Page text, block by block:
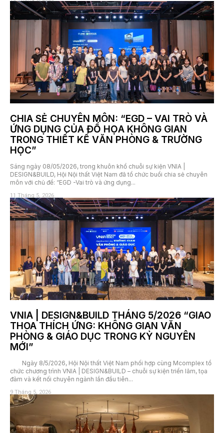
CHIA SẺ CHUYÊN MÔN: “EGD – VAI TRÒ VÀ
ỨNG DỤNG CỦA ĐỒ HỌA KHÔNG GIAN
TRONG THIẾT KẾ VĂN PHÒNG & TRƯỜNG
HỌC”
Sáng ngày 08/05/2026, trong khuôn khổ chuỗi sự kiện VNIA |
DESIGN&BUILD, Hội Nội thất Việt Nam đã tổ chức buổi chia sẻ chuyên
môn với chủ đề: “EGD -Vai trò và ứng dụng...
11 Tháng 5, 2026
VNIA | DESIGN&BUILD THÁNG 5/2026 “GIAO
THOA THÍCH ỨNG: KHÔNG GIAN VĂN
PHÒNG & GIÁO DỤC TRONG KỶ NGUYÊN
MỚI”
chức chương trình VNIA | DESIGN&BUILD – chuỗi sự kiện triển lãm, tọa
đàm và kết nối chuyên ngành lần đầu tiên...
9 Tháng 5, 2026